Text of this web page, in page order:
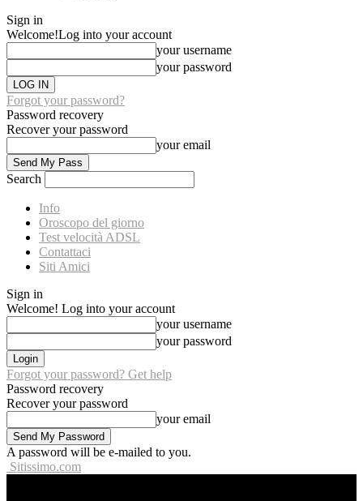
Sign in
Welcome!Log into your account
your username
your password
Forgot your password?
Password recovery
Recover your password
your email
Search
Info
Oroscopo del giorno
Test velocità ADSL
Contattaci
Siti Amici
Sign in
Welcome! Log into your account
your username
your password
Forgot your password? Get help
Password recovery
Recover your password
your email
A password will be e-mailed to you.
Sitissimo.com